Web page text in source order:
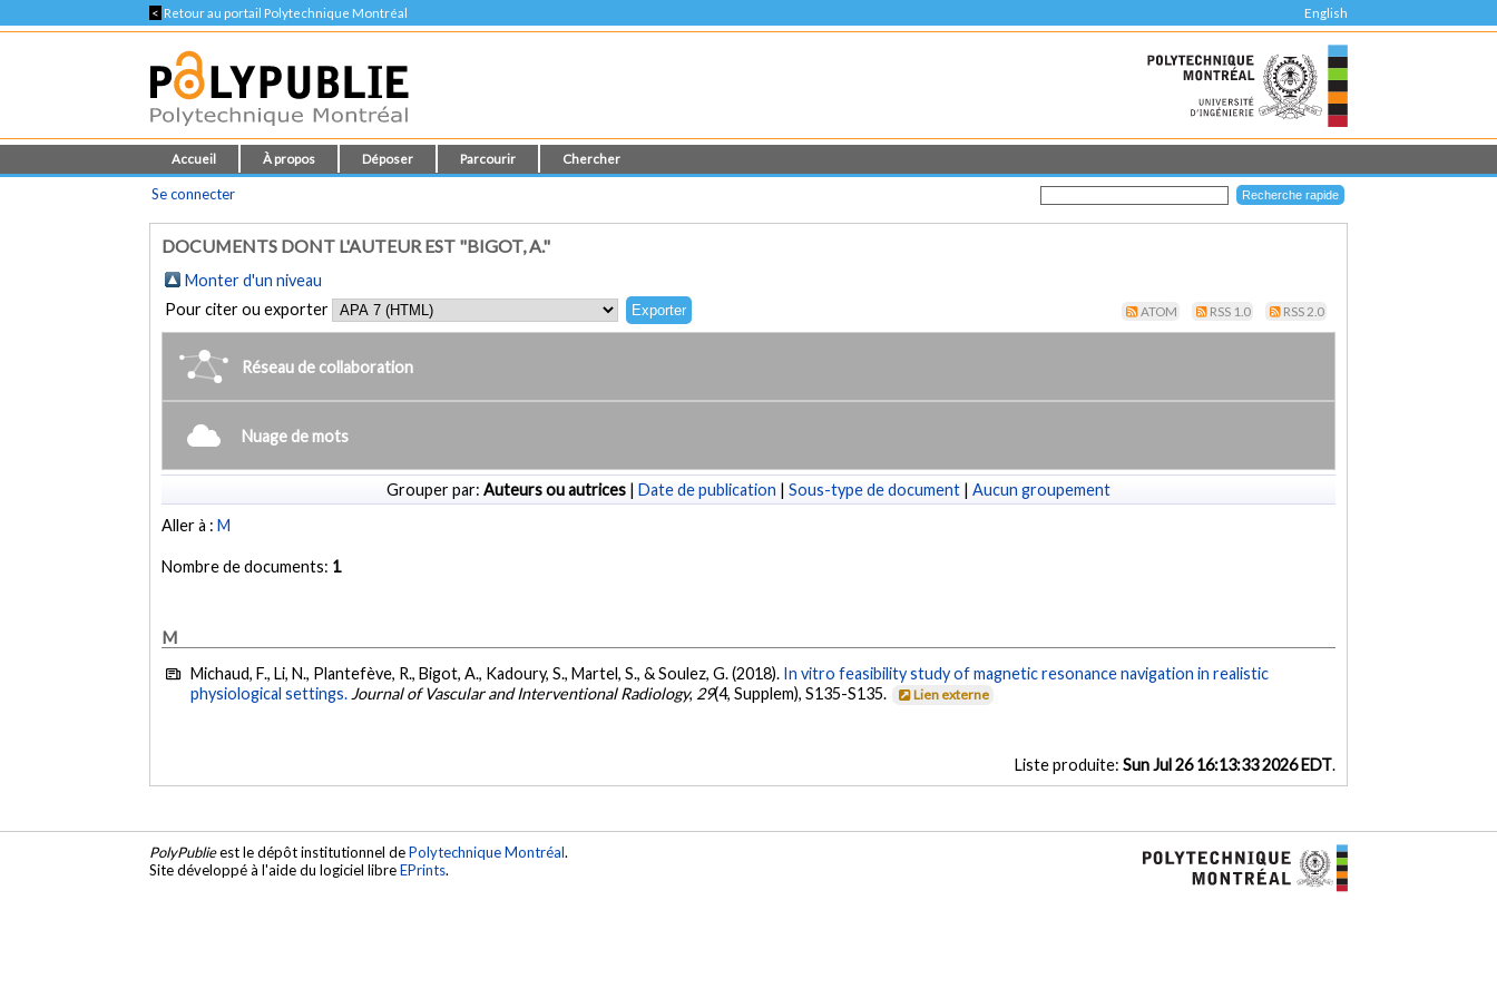
< Retour au portail Polytechnique Montréal English
Accueil À propos Déposer Parcourir Chercher
Se connecter
DOCUMENTS DONT L'AUTEUR EST "BIGOT, A."
Monter d'un niveau
Pour citer ou exporter
ATOM RSS 1.0 RSS 2.0
Réseau de collaboration
Nuage de mots
Grouper par: Auteurs ou autrices | Date de publication | Sous-type de document | Aucun groupement
Aller à :M
Nombre de documents: 1
M
Michaud, F., Li, N., Plantefève, R., Bigot, A., Kadoury, S., Martel, S., & Soulez, G. (2018). In vitro feasibility study of magnetic resonance navigation in realistic
physiological settings. Journal of Vascular and Interventional Radiology, 29(4, Supplem), S135-S135. Lien externe
Liste produite: Sun Jul 26 16:13:33 2026 EDT.
PolyPublieest le dépôt institutionnel dePolytechnique Montréal.
Site développé à l'aide du logiciel libreEPrints.